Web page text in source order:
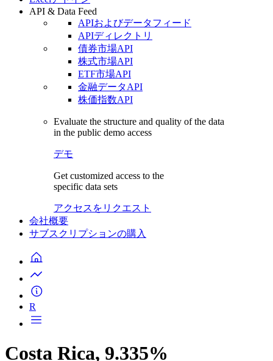
API & Data Feed
APIおよびデータフィード
APIディレクトリ
債券市場API
株式市場API
ETF市場API
金融データAPI
株価指数API
Evaluate the structure and quality of the data
in the public demo access
デモ
Get customized access to the
specific data sets
アクセスをリクエスト
会社概要
サブスクリプションの購入
R
Costa Rica, 9.335%